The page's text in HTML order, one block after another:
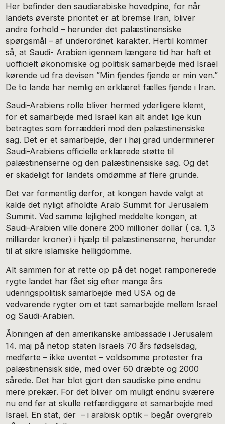
Her befinder den saudiarabiske hovedpine, for når
landets øverste prioritet er at bremse Iran, bliver
andre forhold – herunder det palæstinensiske
spørgsmål – af underordnet karakter. Hertil kommer
så, at Saudi- Arabien igennem længere tid har haft et
uofficielt økonomiske og politisk samarbejde med Israel
kørende ud fra devisen ”Min fjendes fjende er min ven.”
De to lande har nemlig en erklæret fælles fjende i Iran.
Saudi-Arabiens rolle bliver hermed yderligere klemt,
for et samarbejde med Israel kan alt andet lige kun
betragtes som forrædderi mod den palæstinensiske
sag. Det er et samarbejde, der i høj grad underminerer
Saudi-Arabiens officielle erklærede støtte til
palæstinenserne og den palæstinensiske sag. Og det
er skadeligt for landets omdømme af flere grunde.
Det var formentlig derfor, at kongen havde valgt at
kalde det nyligt afholdte Arab Summit for Jerusalem
Summit. Ved samme lejlighed meddelte kongen, at
Saudi-Arabien ville donere 200 millioner dollar ( ca. 1,3
milliarder kroner) i hjælp til palæstinenserne, herunder
til at sikre islamiske helligdomme.
Alt sammen for at rette op på det noget ramponerede
rygte landet har fået sig efter mange års
udenrigspolitisk samarbejde med USA og de
vedvarende rygter om et tæt samarbejde mellem Israel
og Saudi-Arabien.
Åbningen af den amerikanske ambassade i Jerusalem
14. maj på netop staten Israels 70 års fødselsdag,
medførte – ikke uventet – voldsomme protester fra
palæstinensisk side, med over 60 dræbte og 2000
sårede. Det har blot gjort den saudiske pine endnu
mere prekær. For det bliver om muligt endnu sværere
nu end før at skulle retfærdiggøre et samarbejde med
Israel. En stat, der – i arabisk optik – begår overgreb